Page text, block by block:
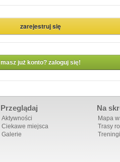
masz już konto? zaloguj się!
Przeglądaj
Aktywności
Ciekawe miejsca
Galerie
Na
Mapa
Trasy